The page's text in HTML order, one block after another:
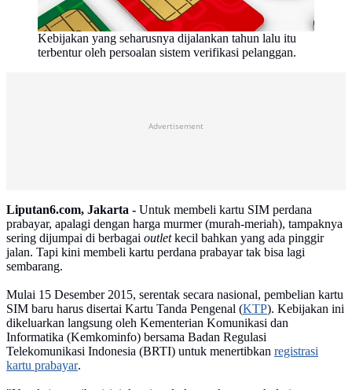
Kebijakan yang seharusnya dijalankan tahun lalu itu
terbentur oleh persoalan sistem verifikasi pelanggan.
Advertisement
Liputan6.com, Jakarta - Untuk membeli kartu SIM perdana
prabayar, apalagi dengan harga murmer (murah-meriah), tampaknya
sering dijumpai di berbagai outletkecil bahkan yang ada pinggir
jalan. Tapi kini membeli kartu perdana prabayar tak bisa lagi
sembarang.
Mulai 15 Desember 2015, serentak secara nasional, pembelian kartu
SIM baru harus disertai Kartu Tanda Pengenal (KTP). Kebijakan ini
dikeluarkan langsung oleh Kementerian Komunikasi dan
Informatika (Kemkominfo) bersama Badan Regulasi
Telekomunikasi Indonesia (BRTI) untuk menertibkan registrasi
kartu prabayar.